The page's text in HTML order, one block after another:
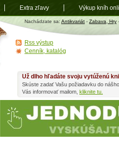
Antikvariát
shop.sk
Nachádzate sa: Antikvariát - Zabava, Hry
Už dlho hľadáte svoju vytúženú
Skúste zadať Vašu požiadavku do
Vás informovať mailom, kliknite tu.
Rss výstup
Cenník, katalóg
Extra zľavy Výkup kníh